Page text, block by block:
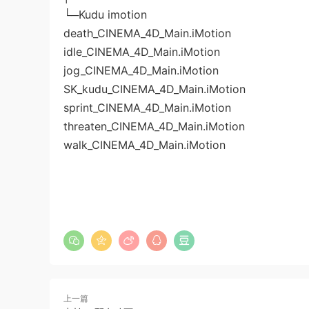
└─Kudu imotion
death_CINEMA_4D_Main.iMotion
idle_CINEMA_4D_Main.iMotion
jog_CINEMA_4D_Main.iMotion
SK_kudu_CINEMA_4D_Main.iMotion
sprint_CINEMA_4D_Main.iMotion
threaten_CINEMA_4D_Main.iMotion
walk_CINEMA_4D_Main.iMotion
上一篇